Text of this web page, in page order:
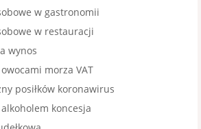
w gastronomii
w restauracji
wynos
morza VAT
posiłków koronawirus
koncesja